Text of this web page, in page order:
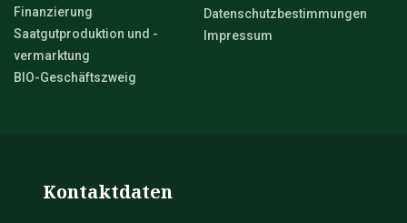
Finanzierung
Saatgutproduktion und -
vermarktung
BIO-Geschäftszweig
Datenschutzbestimmungen
Impressum
Kontaktdaten